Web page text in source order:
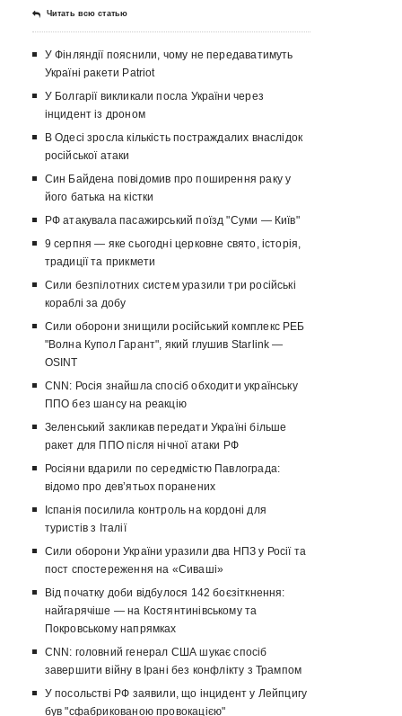
Читать всю статью
У Фінляндії пояснили, чому не передаватимуть
Україні ракети Patriot
У Болгарії викликали посла України через
інцидент із дроном
В Одесі зросла кількість постраждалих внаслідок
російської атаки
Син Байдена повідомив про поширення раку у
його батька на кістки
РФ атакувала пасажирський поїзд "Суми — Київ"
9 серпня — яке сьогодні церковне свято, історія,
традиції та прикмети
Сили безпілотних систем уразили три російські
кораблі за добу
Сили оборони знищили російський комплекс РЕБ
"Волна Купол Гарант", який глушив Starlink —
OSINT
CNN: Росія знайшла спосіб обходити українську
ППО без шансу на реакцію
Зеленський закликав передати Україні більше
ракет для ППО після нічної атаки РФ
Росіяни вдарили по середмістю Павлограда:
відомо про девʼятьох поранених
Іспанія посилила контроль на кордоні для
туристів з Італії
Сили оборони України уразили два НПЗ у Росії та
пост спостереження на «Сиваші»
Від початку доби відбулося 142 боєзіткнення:
найгарячіше — на Костянтинівському та
Покровському напрямках
CNN: головний генерал США шукає спосіб
завершити війну в Ірані без конфлікту з Трампом
У посольстві РФ заявили, що інцидент у Лейпцигу
був "сфабрикованою провокацією"